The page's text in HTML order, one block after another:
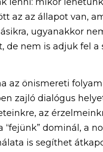
az az állapot van,
ugyanakkor
de nem is adjuk fel a
az önismereti
zajló dialógus
az
dominál, a
is segíthet